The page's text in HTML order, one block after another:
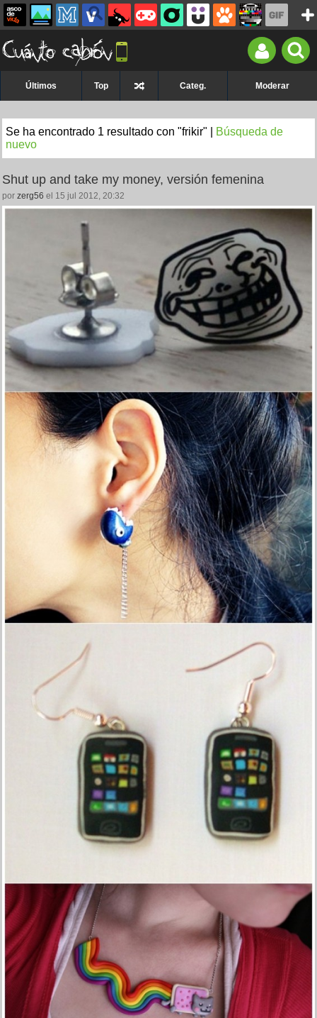
Últimos Top Categ. Moderar
Se ha encontrado 1 resultado con "frikir" |
Búsqueda de
nuevo
Shut up and take my money, versión femenina
por zerg56 el 15 jul 2012, 20:32